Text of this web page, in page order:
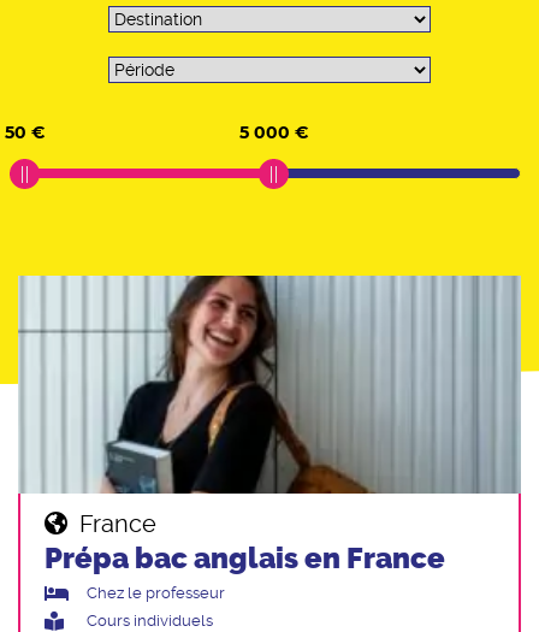
50 € 5 000 €
France
Prépa bac anglais en France
Chez le professeur
Cours individuels